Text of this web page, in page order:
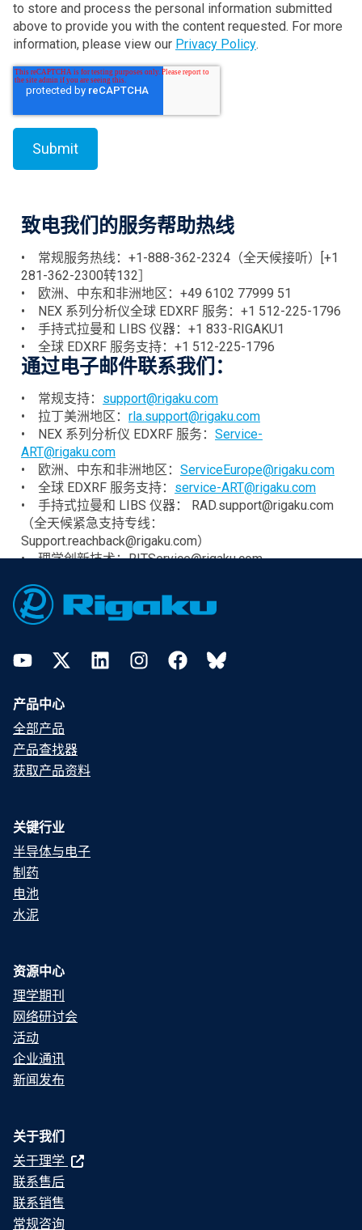
to store and process the personal information submitted
above to provide you with the content requested. For more
information, please view our Privacy Policy.
致电我们的服务帮助热线
• 常规服务热线：+1-888-362-2324（全天候接听）[+1
281-362-2300转132］
• 欧洲、中东和非洲地区：+49 6102 77999 51
• NEX 系列分析仪全球 EDXRF 服务：+1 512-225-1796
• 手持式拉曼和 LIBS 仪器：+1 833-RIGAKU1
• 全球 EDXRF 服务支持：+1 512-225-1796
通过电子邮件联系我们 ：
• 常规支持： support@rigaku.com
• 拉丁美洲地区： rla.support@rigaku.com
• NEX 系列分析仪 EDXRF 服务： Service-
ART@rigaku.com
• 欧洲、中东和非洲地区： ServiceEurope@rigaku.com
• 全球 EDXRF 服务支持： service-ART@rigaku.com
• 手持式拉曼和 LIBS 仪器： RAD.support@rigaku.com
（全天候紧急支持专线：
Support.reachback@rigaku.com）
• 理学创新技术：RITService@rigaku.com
YouTubeTwitter LinkedInInstagramFacebookBluesky
产品中心
全部产品
产品查找器
获取产品资料
关键行业
半导体与电子
制药
电池
水泥
资源中心
理学期刊
网络研讨会
活动
企业通讯
新闻发布
关于我们
关于理学
联系售后
联系销售
常规咨询